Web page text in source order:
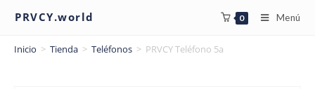
PRVCY.world 0 Menú
Inicio > Tienda > Teléfonos > PRVCY Teléfono 5a